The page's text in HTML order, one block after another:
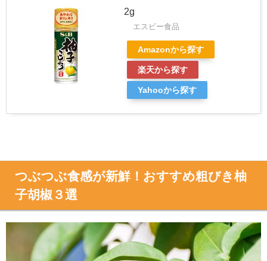
2g
エスビー食品
Amazonから探す
楽天から探す
Yahooから探す
つぶつぶ食感が新鮮！おすすめ粗びき柚
子胡椒３選